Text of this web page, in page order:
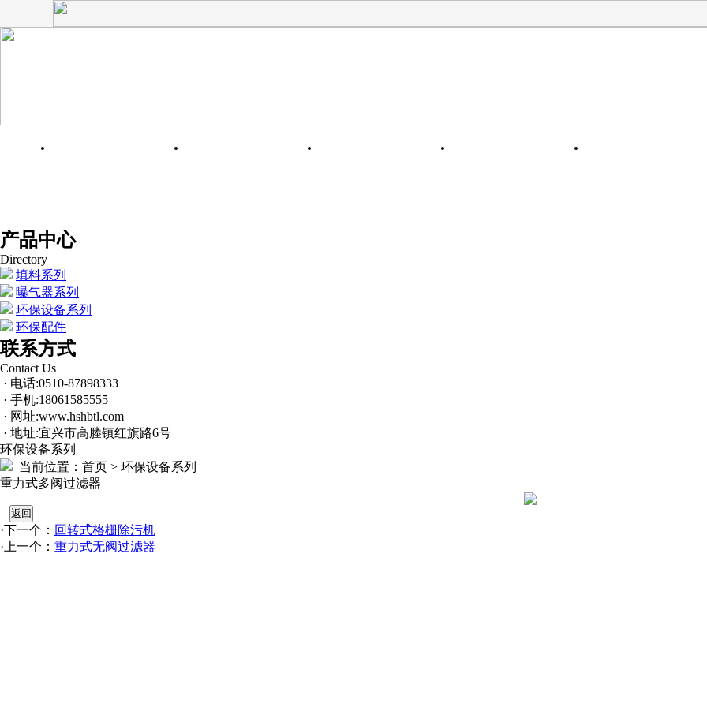
产品中心
Directory
填料系列
曝气器系列
环保设备系列
环保配件
联系方式
Contact Us
· 电话:0510-87898333
· 手机:18061585555
· 网址:www.hshbtl.com
· 地址:宜兴市高塍镇红旗路6号
环保设备系列
当前位置： 首页 > 环保设备系列
重力式多阀过滤器
·下一个： 回转式格栅除污机
·上一个： 重力式无阀过滤器